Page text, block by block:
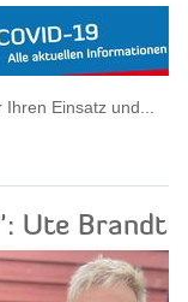
Einsatz und...
Ute Brandt